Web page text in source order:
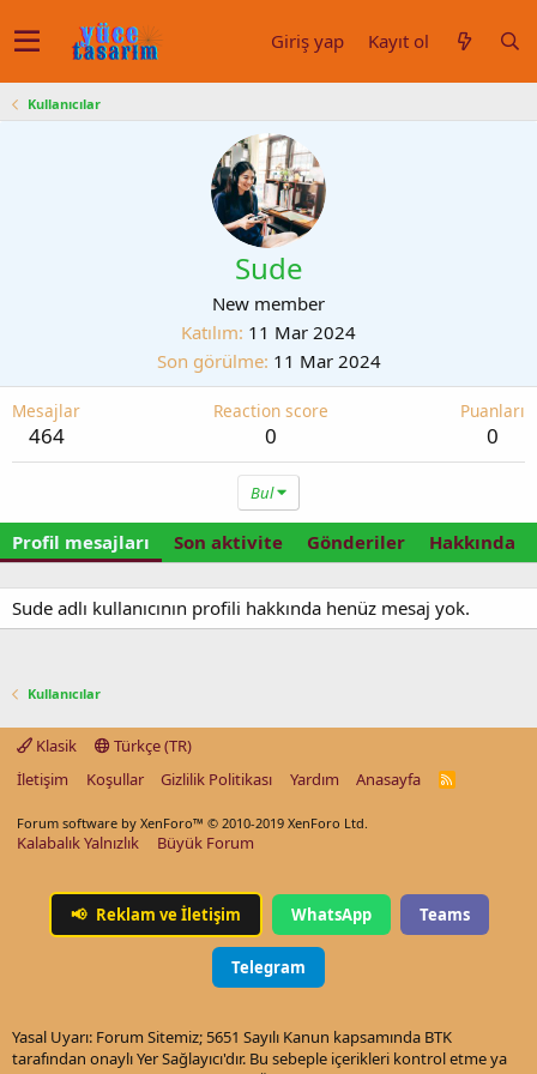
Giriş yap Kayıt ol
Kullanıcılar
Sude
New member
Katılım 11 Mar 2024
Son görülme 11 Mar 2024
Mesajlar
464
Reaction score
0
Puanları
0
Bul
Profil mesajları Son aktivite Gönderiler Hakkında
Sude adlı kullanıcının profili hakkında henüz mesaj yok.
Kullanıcılar
Klasik
Türkçe (TR)
İletişim
Koşullar Gizlilik Politikası Yardım Anasayfa
R
Forum software by XenForo™ © 2010-2019 XenForo Ltd.
Kalabalık Yalnızlık Büyük Forum
📢 Reklam ve İletişim WhatsApp Teams
Telegram
Yasal Uyarı: Forum Sitemiz; 5651 Sayılı Kanun kapsamında BTK
tarafından onaylı Yer Sağlayıcı'dır. Bu sebeple içerikleri kontrol etme ya